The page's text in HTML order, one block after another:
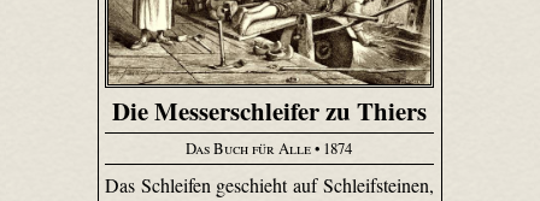
Die Messerschleifer zu Thiers
Das Buch für Alle• 1874
Das Schleifen geschieht auf Schleifsteinen,